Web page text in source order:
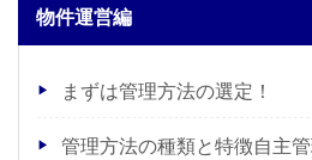
物件運営編
まずは管理方法の選定！
管理方法の種類と特徴自主管